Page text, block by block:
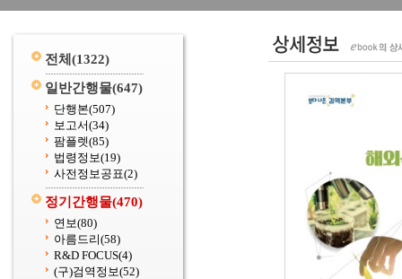
전체 (1322)
일반간행물(647)
단행본(507)
보고서(34)
팜플렛(85)
법령정보(19)
사전정보공표(2)
정기간행물(470)
연보(80)
아름드리(58)
R&D FOCUS(4)
(구)검역정보(52)